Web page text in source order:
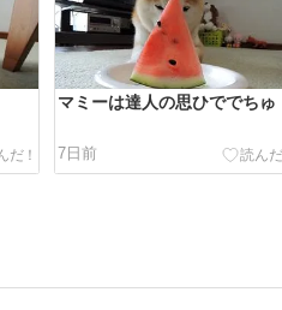
マミーは達人の思ひででちゅ
7日前